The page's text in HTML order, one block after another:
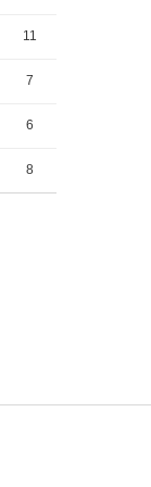
11
7
6
8